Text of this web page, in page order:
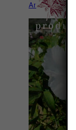
Arbustives/